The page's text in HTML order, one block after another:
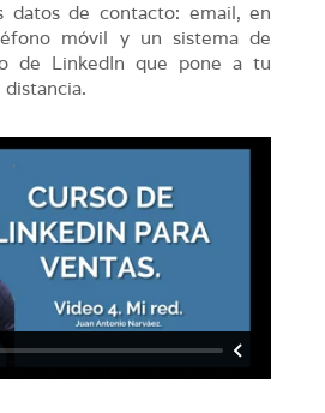
datos de contacto: email, en
móvil y un sistema de
de LinkedIn que pone a tu